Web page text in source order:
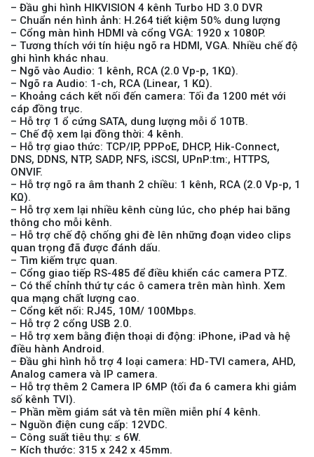
– Đầu ghi hình HIKVISION 4 kênh Turbo HD 3.0 DVR
– Chuẩn nén hình ảnh: H.264 tiết kiệm 50% dung lượng
– Cổng màn hình HDMI và cổng VGA: 1920 x 1080P.
– Tương thích với tín hiệu ngõ ra HDMI, VGA. Nhiều chế độ
ghi hình khác nhau.
– Ngõ vào Audio: 1 kênh, RCA (2.0 Vp-p, 1KΩ).
– Ngõ ra Audio: 1-ch, RCA (Linear, 1 KΩ).
– Khoảng cách kết nối đến camera: Tối đa 1200 mét với
cáp đồng trục.
– Hỗ trợ 1 ổ cứng SATA, dung lượng mỗi ổ 10TB.
– Chế độ xem lại đồng thời: 4 kênh.
– Hỗ trợ giao thức: TCP/IP, PPPoE, DHCP, Hik-Connect,
DNS, DDNS, NTP, SADP, NFS, iSCSI, UPnP:tm:, HTTPS,
ONVIF.
– Hỗ trợ ngõ ra âm thanh 2 chiều: 1 kênh, RCA (2.0 Vp-p, 1
KΩ).
– Hỗ trợ xem lại nhiều kênh cùng lúc, cho phép hai băng
thông cho mỗi kênh.
– Hỗ trợ chế độ chống ghi đè lên những đoạn video clips
quan trọng đã được đánh dấu.
– Tìm kiếm trực quan.
– Cổng giao tiếp RS-485 để điều khiển các camera PTZ.
– Có thể chỉnh thứ tự các ô camera trên màn hình. Xem
qua mạng chất lượng cao.
– Cổng kết nối: RJ45, 10M/ 100Mbps.
– Hỗ trợ 2 cổng USB 2.0.
– Hỗ trợ xem bằng điện thoại di động: iPhone, iPad và hệ
điều hành Android.
– Đầu ghi hình hỗ trợ 4 loại camera: HD-TVI camera, AHD,
Analog camera và IP camera.
– Hỗ trợ thêm 2 Camera IP 6MP (tối đa 6 camera khi giảm
số kênh TVI).
– Phần mềm giám sát và tên miền miễn phí 4 kênh.
– Nguồn điện cung cấp: 12VDC.
– Công suất tiêu thụ: ≤ 6W.
– Kích thước: 315 x 242 x 45mm.
Camera WiFi EZVIZ H8C 2K 4MP tích hợp Ai thông minh
1.939.000 đ 1.080.000 đ
MUA NGAY
Camera WiFi quay quét ngoài trời EZVIZ H8 Pro 3K
2.060.000 đ